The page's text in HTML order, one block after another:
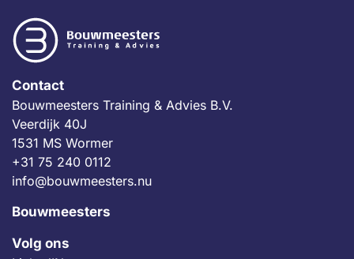
Contact
Bouwmeesters Training & Advies B.V.
Veerdijk 40J
1531 MS Wormer
+31 75 240 0112
info@bouwmeesters.nu
Bouwmeesters
Volg ons